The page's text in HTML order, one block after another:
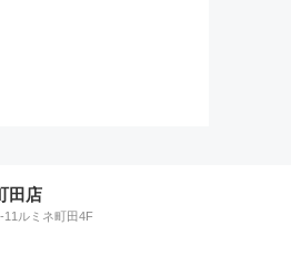
田店
11ルミネ町田4F